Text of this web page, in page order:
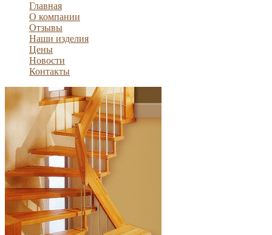
Главная
О компании
Отзывы
Наши изделия
Цены
Новости
Контакты